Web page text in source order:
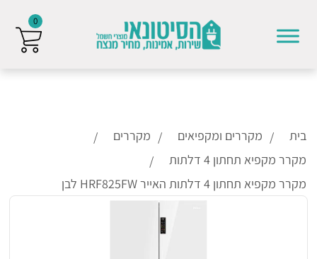
בית מקררים ומקפיאים
מקררים
מקרר מקפיא תחתון 4 דלתות
מקרר מקפיא תחתון 4 דלתות האייר HRF825FW לבן
0